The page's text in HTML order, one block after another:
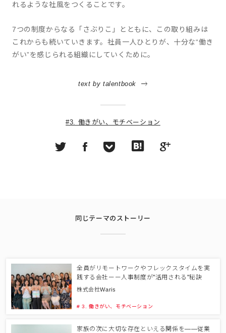
れるような社風をつくることです。
7つの制度からなる「さぶりこ」とともに、この取り組みは
これからも続いていきます。社員一人ひとりが、十分な“働き
がい”を感じられる組織にしていくために。
text by talentbook
#3. 働きがい、モチベーション
同じテーマのストーリー
全員がリモートワークやフレックスタイムを実
践する会社ーー人事制度が"活用される"秘訣
株式会社Waris
# 3. 働きがい、モチベーション
家族の次に大切な存在といえる関係を――従業